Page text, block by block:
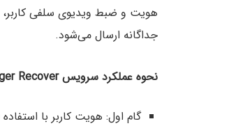
جداگانه ارسال می‌شود.
نحوه عملکرد سرویس Ledger Recover
گام اول: هویت کاربر با